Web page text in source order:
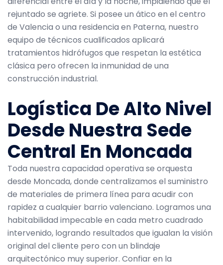
rejuntado se agriete. Si posee un ático en el centro
de Valencia o una residencia en Paterna, nuestro
equipo de técnicos cualificados aplicará
tratamientos hidrófugos que respetan la estética
clásica pero ofrecen la inmunidad de una
construcción industrial.
Logística De Alto Nivel
Desde Nuestra Sede
Central En Moncada
Toda nuestra capacidad operativa se orquesta
desde Moncada, donde centralizamos el suministro
de materiales de primera línea para acudir con
rapidez a cualquier barrio valenciano. Logramos una
habitabilidad impecable en cada metro cuadrado
intervenido, logrando resultados que igualan la visión
original del cliente pero con un blindaje
arquitectónico muy superior. Confiar en la